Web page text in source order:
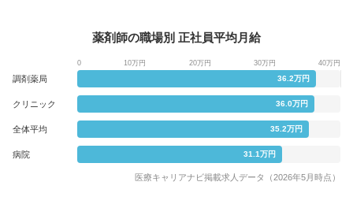
薬剤師の職場別 正社員平均月給
0 10万円 20万円 30万円 40万円
調剤薬局 36.2万円
クリニック 36.0万円
全体平均 35.2万円
病院 31.1万円
医療キャリアナビ掲載求人データ（2026年5月時点）